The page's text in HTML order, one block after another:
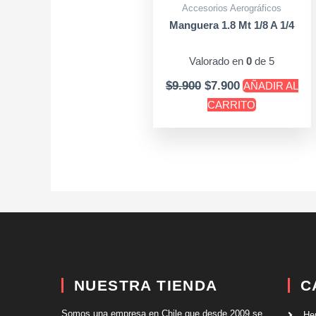
Accesorios Aerográficos
Manguera 1.8 Mt 1/8 A 1/4
Valorado en0 de 5
$9.900 $7.900 AÑADIR AL
CARRITO
NUESTRA TIENDA
Somos una empresa en Chile que desde 2009 se